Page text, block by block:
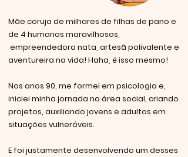
Mãe coruja de milhares de filhas de pano e
de 4 humanos maravilhosos,
empreendedora nata, artesã polivalente e
aventureira na vida! Haha, é isso mesmo!
Nos anos 90, me formei em psicologia e,
iniciei minha jornada na área social, criando
projetos, auxiliando jovens e adultos em
situações vulneráveis.
E foi justamente desenvolvendo um desses